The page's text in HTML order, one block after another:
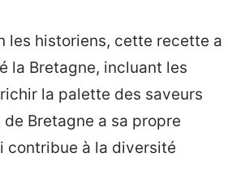
les historiens, cette recette a
la Bretagne, incluant les
la palette des saveurs
Bretagne a sa propre
contribue à la diversité